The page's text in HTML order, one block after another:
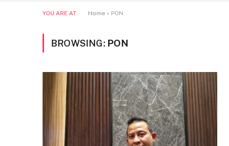
YOU ARE AT: Home » PON
BROWSING: PON